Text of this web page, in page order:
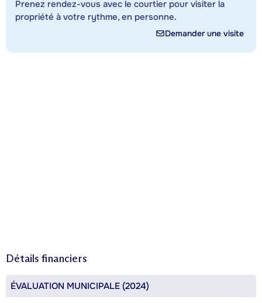
Prenez rendez-vous avec le courtier pour visiter la
propriété à votre rythme, en personne.
Demander une visite
Détails financiers
ÉVALUATION MUNICIPALE (2024)